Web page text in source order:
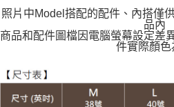
每筆NT$100，滿NT$988(含以上)免
付款後萊爾富取貨
每筆NT$100，滿NT$988(含以上)免
7-11取貨付款
每筆NT$100，滿NT$988(含以上)免運
照片中Model搭配的配件、內搭僅
品內
商品和配件圖檔因電腦螢幕設定差
件實際顏色